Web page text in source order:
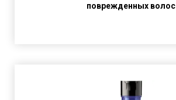
поврежденных волос